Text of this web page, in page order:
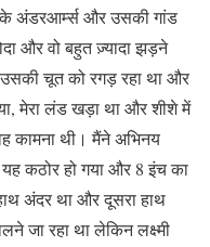
के अंडरआर्म्स और उसकी गांड
और वो बहुत ज़्यादा झड़ने
उसकी चूत को रगड़ रहा था और
मेरा लंड खड़ा था और शीशे में
कामना थी। मैंने अभिनय
कठोर हो गया और 8 इंच का
अंदर था और दूसरा हाथ
जा रहा था लेकिन लक्ष्मी